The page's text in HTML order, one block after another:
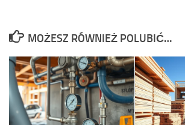
MOŻESZ RÓWNIEŻ POLUBIĆ…